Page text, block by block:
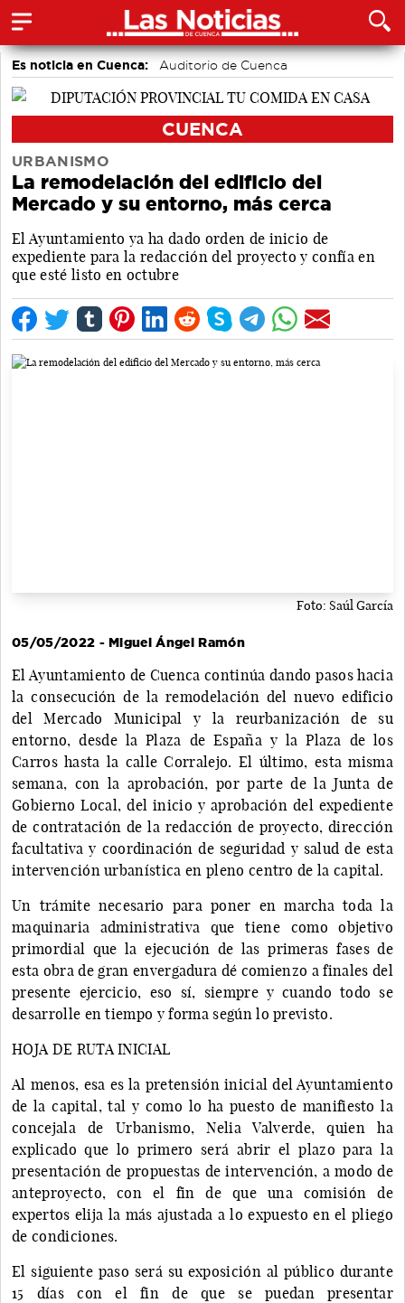
Es noticia en Cuenca: Auditorio de Cuenca
CUENCA
URBANISMO
La remodelación del edificio del
Mercado y su entorno, más cerca
El Ayuntamiento ya ha dado orden de inicio de
expediente para la redacción del proyecto y confía en
que esté listo en octubre
Foto: Saúl García
05/05/2022 - Miguel Ángel Ramón
El Ayuntamiento de Cuenca continúa dando pasos hacia
la consecución de la remodelación del nuevo edificio
del Mercado Municipal y la reurbanización de su
entorno, desde la Plaza de España y la Plaza de los
Carros hasta la calle Corralejo. El último, esta misma
semana, con la aprobación, por parte de la Junta de
Gobierno Local, del inicio y aprobación del expediente
de contratación de la redacción de proyecto, dirección
facultativa y coordinación de seguridad y salud de esta
intervención urbanística en pleno centro de la capital.
Un trámite necesario para poner en marcha toda la
maquinaria administrativa que tiene como objetivo
primordial que la ejecución de las primeras fases de
esta obra de gran envergadura dé comienzo a finales del
presente ejercicio, eso sí, siempre y cuando todo se
desarrolle en tiempo y forma según lo previsto.
HOJA DE RUTA INICIAL
Al menos, esa es la pretensión inicial del Ayuntamiento
de la capital, tal y como lo ha puesto de manifiesto la
concejala de Urbanismo, Nelia Valverde, quien ha
explicado que lo primero será abrir el plazo para la
presentación de propuestas de intervención, a modo de
anteproyecto, con el fin de que una comisión de
expertos elija la más ajustada a lo expuesto en el pliego
de condiciones.
El siguiente paso será su exposición al público durante
15 días con el fin de que se puedan presentar